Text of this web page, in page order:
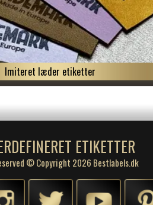
Imiteret læder etiketter
ETIKETTER
© Copyright 2026 Bestlabels.dk